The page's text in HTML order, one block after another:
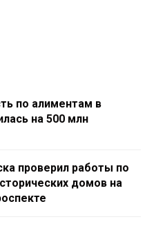
по алиментам в
на 500 млн
проверил работы по
домов на